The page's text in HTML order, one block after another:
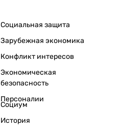
Социальная защита
Зарубежная экономика
Конфликт интересов
Экономическая
безопасность
Персоналии
Социум
История